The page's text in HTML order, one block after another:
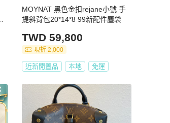
MOYNAT 黑色金扣rejane小號 手
提斜背包20*14*8 99新配件塵袋
TWD 59,800
現折 2,000
近新閒置品 本地 免運